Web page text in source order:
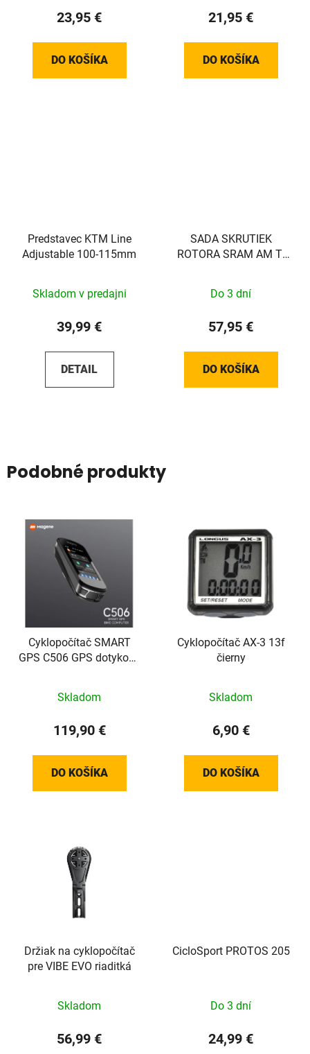
23,95 €
DO KOŠÍKA
21,95 €
DO KOŠÍKA
Predstavec KTM Line
Adjustable 100-115mm
Skladom v predajni
39,99 €
DETAIL
SADA SKRUTIEK
ROTORA SRAM AM TI
Do 3 dní
57,95 €
DO KOŠÍKA
Podobné produkty
Cyklopočítač SMART
GPS C506 GPS dotykový
Skladom
119,90 €
DO KOŠÍKA
Cyklopočítač AX-3 13f
čierny
Skladom
6,90 €
DO KOŠÍKA
Držiak na cyklopočítač
pre VIBE EVO riaditká
Skladom
56,99 €
CicloSport PROTOS 205
Do 3 dní
24,99 €